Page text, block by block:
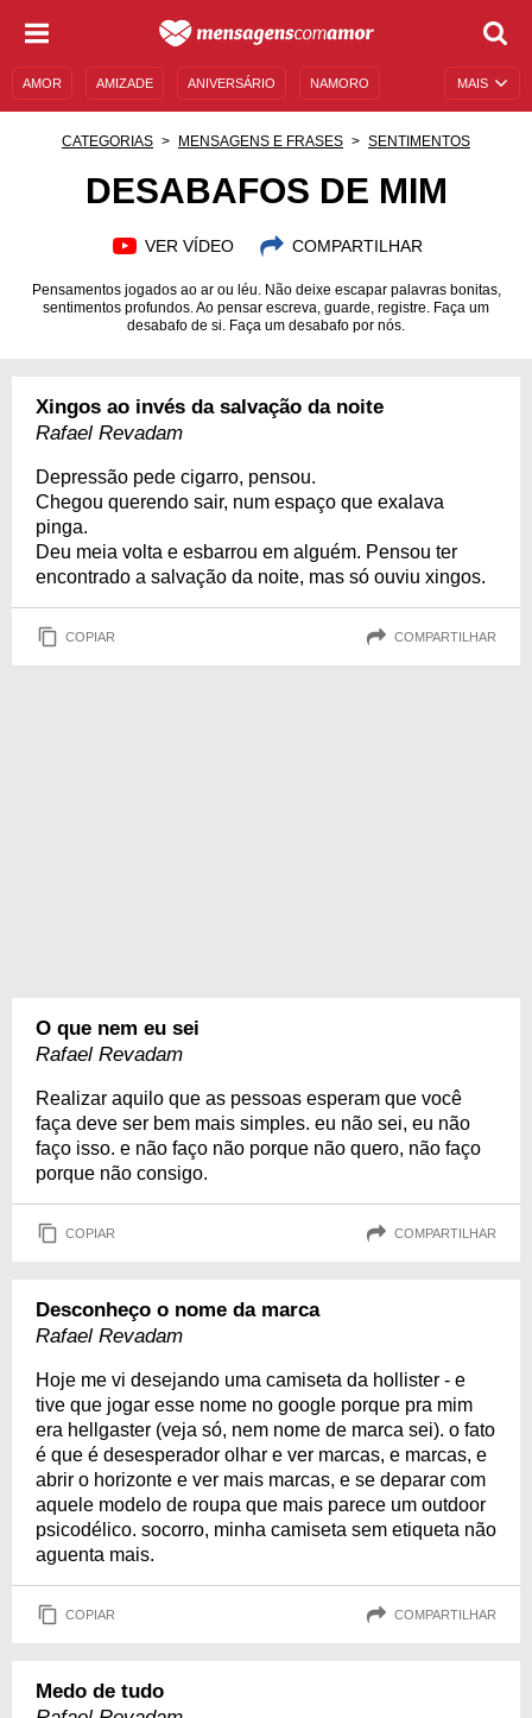
MAIS
AMOR AMIZADE ANIVERSÁRIO NAMORO
CATEGORIAS MENSAGENS E FRASES SENTIMENTOS
DESABAFOS DE MIM
VER VÍDEO COMPARTILHAR
Pensamentos jogados ao ar ou léu. Não deixe escapar palavras bonitas,
sentimentos profundos. Ao pensar escreva, guarde, registre. Faça um
desabafo de si. Faça um desabafo por nós.
Xingos ao invés da salvação da noite
Rafael Revadam
Depressão pede cigarro, pensou.
Chegou querendo sair, num espaço que exalava
pinga.
Deu meia volta e esbarrou em alguém. Pensou ter
encontrado a salvação da noite, mas só ouviu xingos.
COPIAR COMPARTILHAR
O que nem eu sei
Rafael Revadam
Realizar aquilo que as pessoas esperam que você
faça deve ser bem mais simples. eu não sei, eu não
faço isso. e não faço não porque não quero, não faço
porque não consigo.
COPIAR COMPARTILHAR
Desconheço o nome da marca
Rafael Revadam
Hoje me vi desejando uma camiseta da hollister - e
tive que jogar esse nome no google porque pra mim
era hellgaster (veja só, nem nome de marca sei). o fato
é que é desesperador olhar e ver marcas, e marcas, e
abrir o horizonte e ver mais marcas, e se deparar com
aquele modelo de roupa que mais parece um outdoor
psicodélico. socorro, minha camiseta sem etiqueta não
aguenta mais.
COPIAR COMPARTILHAR
Medo de tudo